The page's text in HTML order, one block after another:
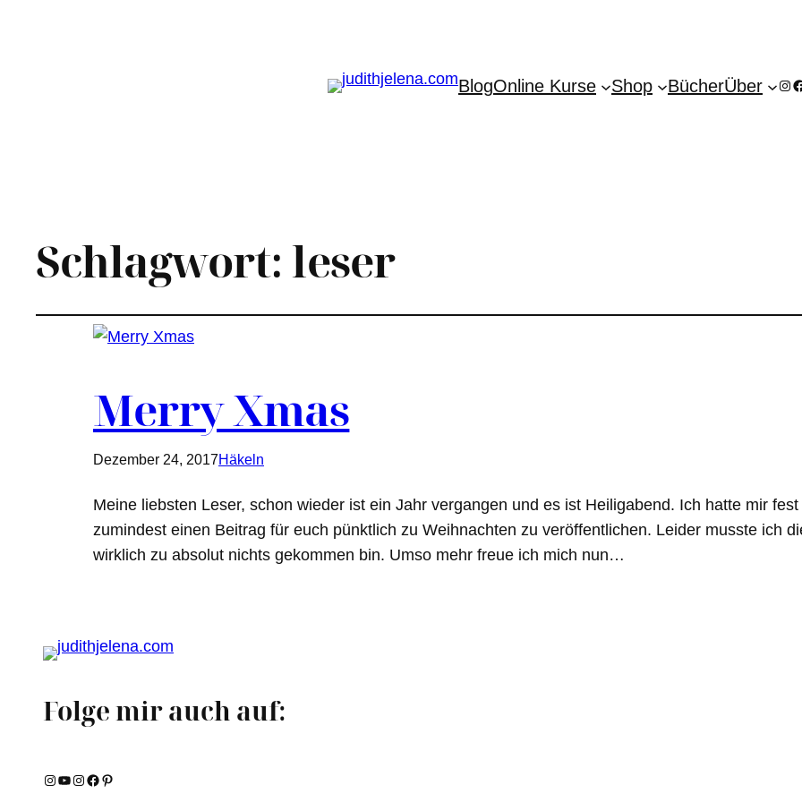
BlogOnline Kurse Shop BücherÜber
Schlagwort: leser
Merry Xmas
Dezember 24, 2017Häkeln
Meine liebsten Leser, schon wieder ist ein Jahr vergangen und es ist Heiligabend. Ich hatte mir
zumindest einen Beitrag für euch pünktlich zu Weihnachten zu veröffentlichen. Leider musste ich
wirklich zu absolut nichts gekommen bin. Umso mehr freue ich mich nun…
Folge mir auch auf:
Instagram YouTube Instagram Facebook Pinterest